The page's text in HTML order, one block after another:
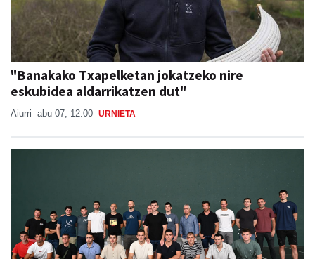
"Banakako Txapelketan jokatzeko nire
eskubidea aldarrikatzen dut"
Aiurri abu 07, 12:00 URNIETA